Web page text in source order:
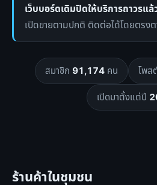
เว็บบอร์ดเดิมปิดให้บริการถาวรแล้
เปิดขายตามปกติ ติดต่อได้โดยตรง
สมาชิก 91,174คน โพส
เปิดมาตั้งแต่ปี
ร้านค้าในชุมชน